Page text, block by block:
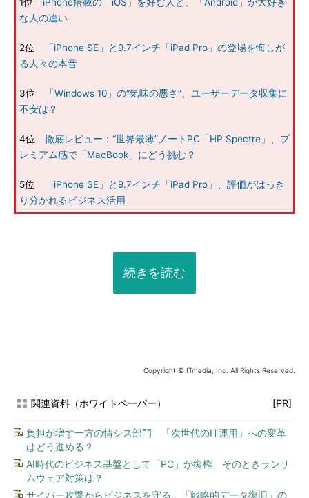
な人の違い
2位
「iPhone SE」と9.7インチ「iPad Pro」の登場を悔しが
る人々の本音
3位
「Windows 10」の“気味の悪さ”、ユーザーデータ収集に
不安は？
4位 徹底レビュー：“世界最薄”ノートPC「HP Spectre」、プ
レミアム感で「MacBook」にどう挑む？
5位
「iPhone SE」と9.7インチ「iPad Pro」、評価がはっき
り分かれるビジネス活用
続きを読む
Copyright © ITmedia, Inc. All Rights Reserved.
関連資料（ホワイトペーパー） [PR]
負担が増す一方の情シス部門 「次世代のIT運用」への変革
はどう進める？
AI時代のビジネス基盤として「PC」が復権 そのときランサ
ムウェア対策は？
サイバー攻撃からビジネスを守る、「戦略的データ復旧」の